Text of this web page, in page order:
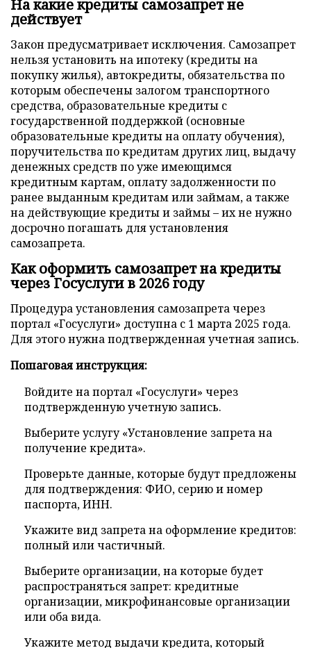
На какие кредиты самозапрет не
действует
Закон предусматривает исключения. Самозапрет
нельзя установить на ипотеку (кредиты на
покупку жилья), автокредиты, обязательства по
которым обеспечены залогом транспортного
средства, образовательные кредиты с
государственной поддержкой (основные
образовательные кредиты на оплату обучения),
поручительства по кредитам других лиц, выдачу
денежных средств по уже имеющимся
кредитным картам, оплату задолженности по
ранее выданным кредитам или займам, а также
на действующие кредиты и займы – их не нужно
досрочно погашать для установления
самозапрета.
Как оформить самозапрет на кредиты
через Госуслуги в 2026 году
Процедура установления самозапрета через
портал «Госуслуги» доступна с 1 марта 2025 года.
Для этого нужна подтвержденная учетная запись.
Пошаговая инструкция:
Войдите на портал «Госуслуги» через
подтвержденную учетную запись.
Выберите услугу «Установление запрета на
получение кредита».
Проверьте данные, которые будут предложены
для подтверждения: ФИО, серию и номер
паспорта, ИНН.
Укажите вид запрета на оформление кредитов:
полный или частичный.
Выберите организации, на которые будет
распространяться запрет: кредитные
организации, микрофинансовые организации
или оба вида.
Укажите метод выдачи кредита, который